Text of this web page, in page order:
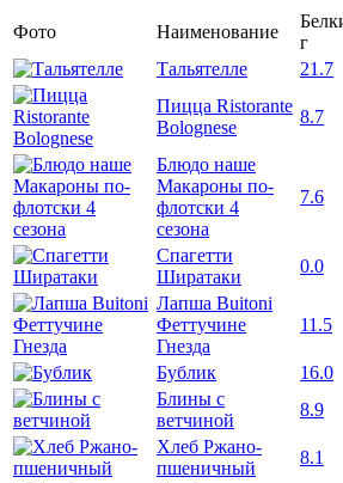
Фото Наименование
г
Тальятелле
21.7
Пицца Ristorante
Bolognese
8.7
Блюдо наше
Макароны по-
флотски 4
сезона
7.6
Спагетти
Ширатаки
0.0
Лапша Buitoni
Феттучине
Гнезда
11.5
Бублик 16.0
Блины с
ветчиной
8.9
Хлеб Ржано-
пшеничный
8.1